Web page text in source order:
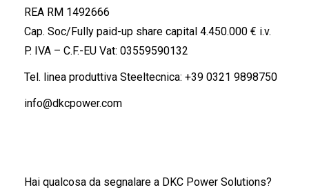
REA RM 1492666
Cap. Soc/Fully paid-up share capital 4.450.000 € i.v.
P. IVA – C.F.-EU Vat: 03559590132
Tel. linea produttiva Steeltecnica: +39 0321 9898750
info@dkcpower.com
Hai qualcosa da segnalare a DKC Power Solutions?